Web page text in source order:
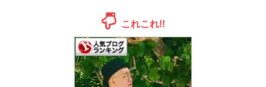
これこれ!!